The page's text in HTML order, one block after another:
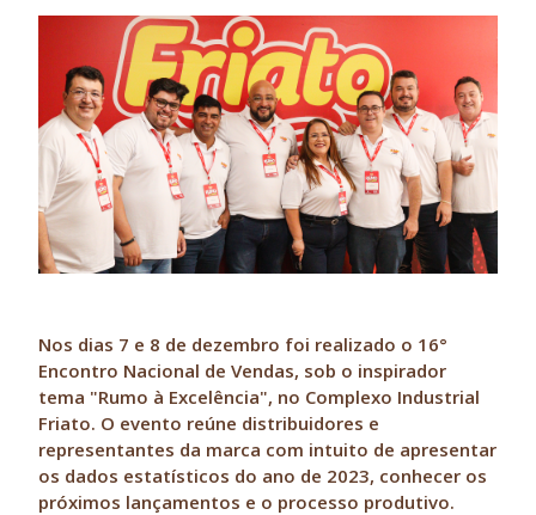
Nos dias 7 e 8 de dezembro foi realizado o 16°
Encontro Nacional de Vendas, sob o inspirador
tema "Rumo à Excelência", no Complexo Industrial
Friato. O evento reúne distribuidores e
representantes da marca com intuito de apresentar
os dados estatísticos do ano de 2023, conhecer os
próximos lançamentos e o processo produtivo.